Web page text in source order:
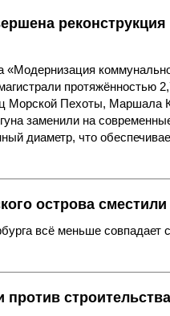
«Модернизация
Морской Пехоты, Маршала
заменили на
диаметр, что
острова
всё меньше совпадает